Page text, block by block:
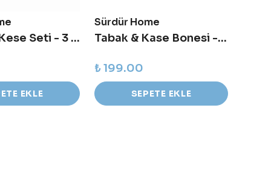
Ham Bez Kese Seti - 3 lü
EKLE
Sürdür Home
Tabak & Kase Bonesi - Küçük
₺ 199.00
SEPETE EKLE